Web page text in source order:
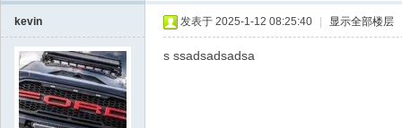
uz!
kevin 发表于 2025-1-12 08:25:40 显示全部楼层
s ssadsadsadsa